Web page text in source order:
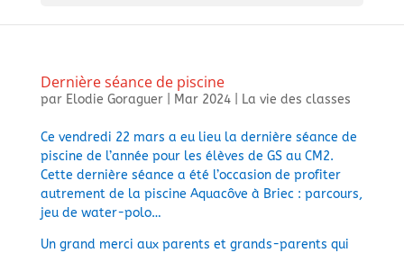
Dernière séance de piscine
par Elodie Goraguer| Mar 2024| La vie des classes
Ce vendredi 22 mars a eu lieu la dernière séance de
piscine de l’année pour les élèves de GS au CM2.
Cette dernière séance a été l’occasion de profiter
autrement de la piscine Aquacôve à Briec : parcours,
jeu de water-polo…
Un grand merci aux parents et grands-parents qui